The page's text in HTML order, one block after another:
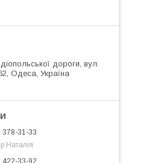
дороги, вул.
Одеса, Україна
378-31-33
Наталія